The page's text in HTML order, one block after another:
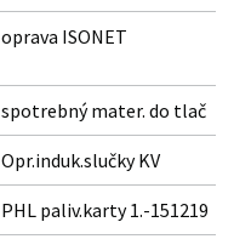
oprava ISONET
spotrebný mater. do tlač
Opr.induk.slučky KV
PHL paliv.karty 1.-151219